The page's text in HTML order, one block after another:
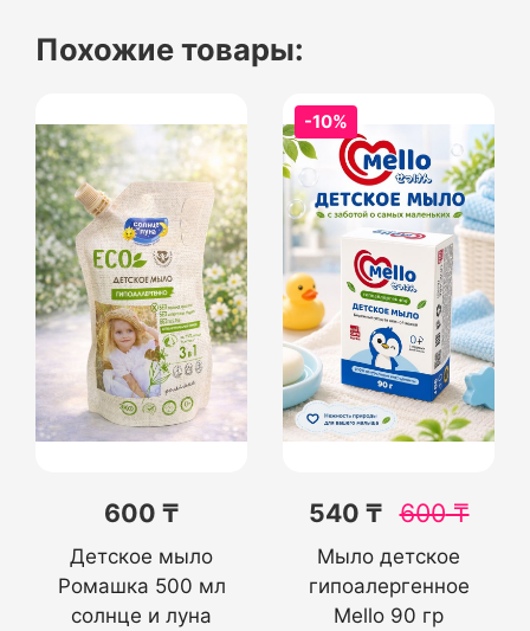
Похожие товары:
600 ₸
Детское мыло
Ромашка 500 мл
солнце и луна
-10%
540 ₸ 600₸
Мыло детское
гипоалергенное
Mello 90 гр